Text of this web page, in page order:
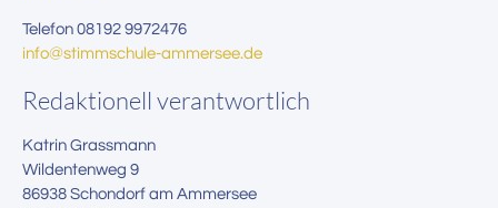
Telefon 08192 9972476
info@stimmschule-ammersee.de
Redaktionell verantwortlich
Katrin Grassmann
Wildentenweg 9
86938 Schondorf am Ammersee